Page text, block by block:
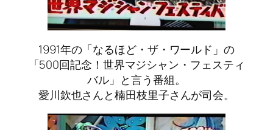
1991年の「なるほど・ザ・ワールド」の
「500回記念！世界マジシャン・フェスティ
バル」と言う番組。
愛川欽也さんと楠田枝里子さんが司会。